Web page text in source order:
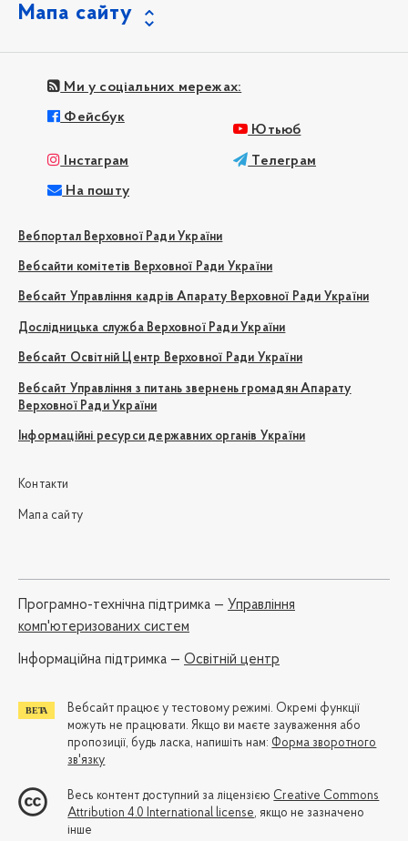
Мапа сайту
Ми у соціальних мережах:
Фейсбук
Ютьюб
Інстаграм Телеграм
На пошту
Вебпортал Верховної Ради України
Вебсайти комітетів Верховної Ради України
Вебсайт Управління кадрів Апарату Верховної Ради України
Дослідницька служба Верховної Ради України
Вебсайт Освітній Центр Верховної Ради України
Вебсайт Управління з питань звернень громадян Апарату
Верховної Ради України
Інформаційні ресурси державних органів України
Контакти
Мапа сайту
Програмно-технічна підтримка — Управління
комп'ютеризованих систем
Iнформаційна підтримка — Освітній центр
Вебсайт працює у тестовому режимі. Окремі функції
можуть не працювати. Якщо ви маєте зауваження або
пропозиції, будь ласка, напишіть нам: Форма зворотного
зв'язку
Весь контент доступний за ліцензією Creative Commons
Attribution 4.0 International license, якщо не зазначено
інше